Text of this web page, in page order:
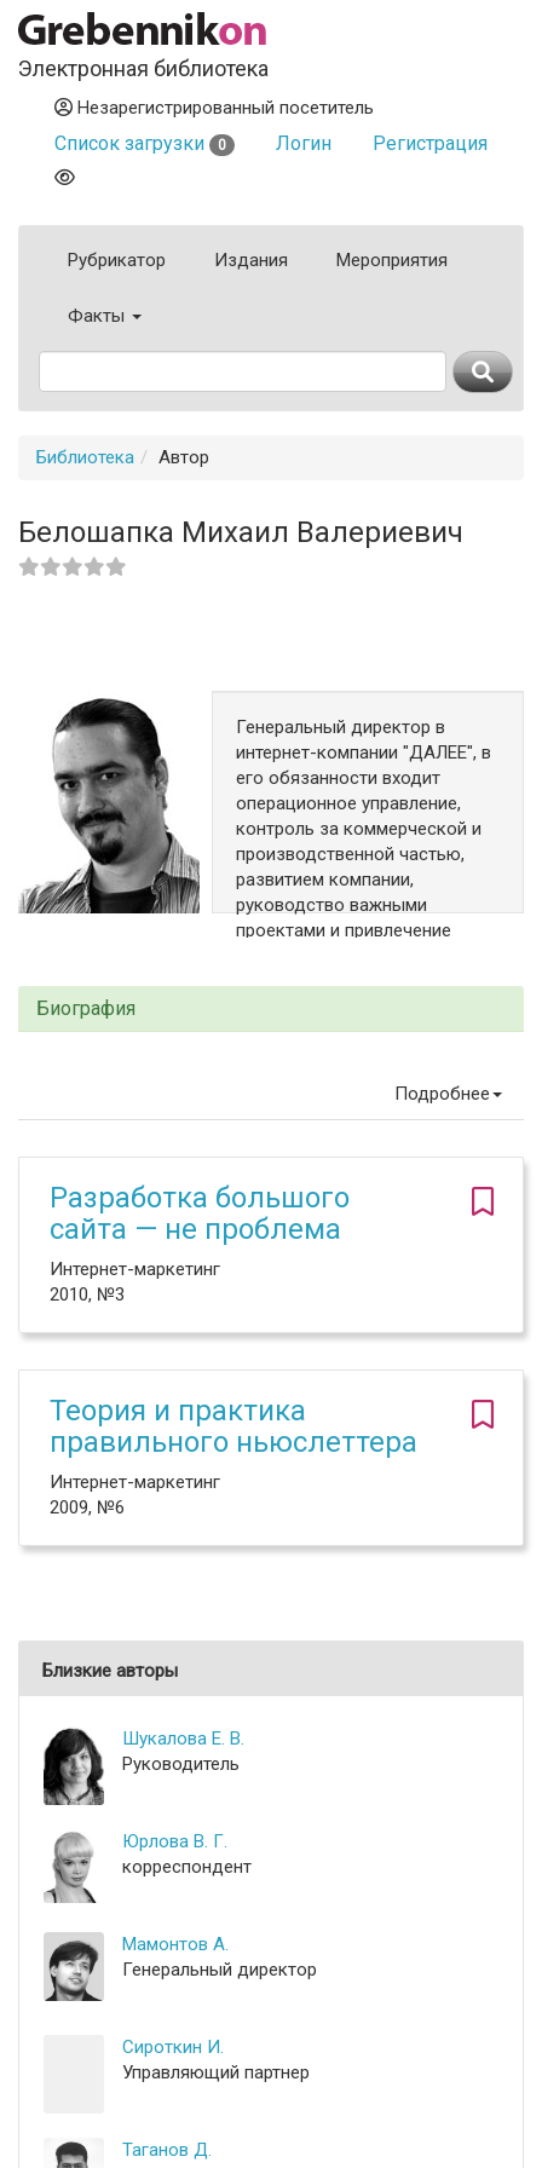
Электронная библиотека
Незарегистрированный посетитель
Список загрузки 0 Логин Регистрация
Рубрикатор Издания Мероприятия
Факты
Библиотека Автор
Белошапка Михаил Валериевич
Генеральный директор в
интернет-компании "ДАЛЕЕ", в
его обязанности входит
операционное управление,
контроль за коммерческой и
производственной частью,
развитием компании,
руководство важными
проектами и привлечение
Москва
Биография
Подробнее
Разработка большого
сайта — не проблема
Интернет-маркетинг
2010, №3
Теория и практика
правильного ньюслеттера
Интернет-маркетинг
2009, №6
Близкие авторы
Шукалова Е. В.
Руководитель
Юрлова В. Г.
корреспондент
Мамонтов А.
Генеральный директор
Сироткин И.
Управляющий партнер
Таганов Д.